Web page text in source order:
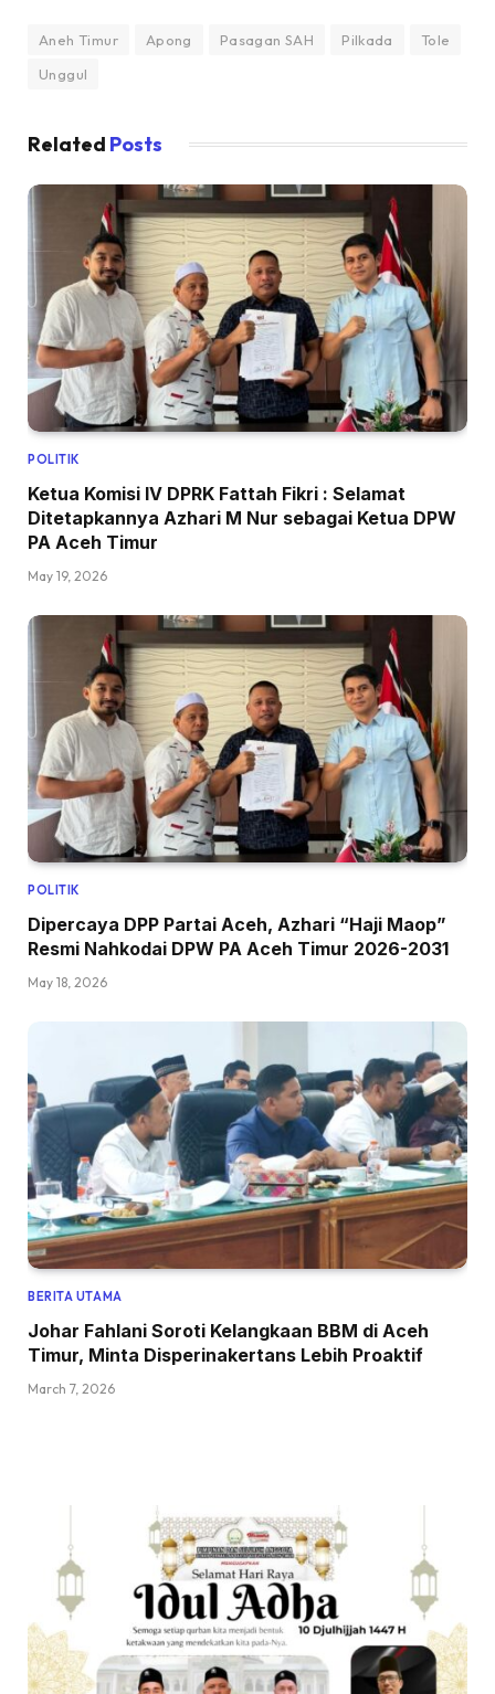
Aneh Timur Apong Pasagan SAH Pilkada
Tole
Unggul
Related Posts
POLITIK
Ketua Komisi IV DPRK Fattah Fikri : Selamat
Ditetapkannya Azhari M Nur sebagai Ketua DPW
PA Aceh Timur
May 19, 2026
POLITIK
Dipercaya DPP Partai Aceh, Azhari “Haji Maop”
Resmi Nahkodai DPW PA Aceh Timur 2026-2031
May 18, 2026
BERITA UTAMA
Johar Fahlani Soroti Kelangkaan BBM di Aceh
Timur, Minta Disperinakertans Lebih Proaktif
March 7, 2026